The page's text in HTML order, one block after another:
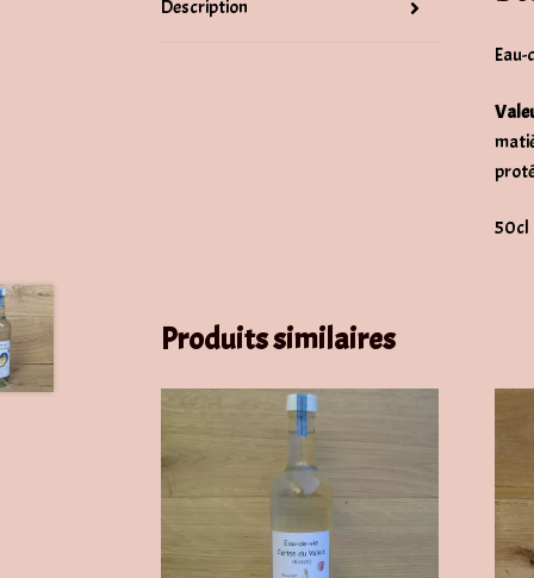
Description
50cl
Produits similaires